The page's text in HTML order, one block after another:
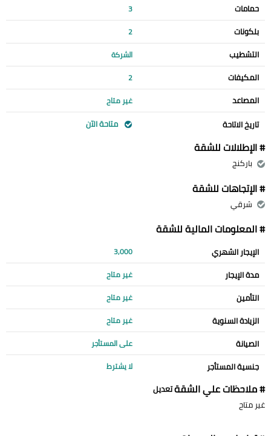
حمامات 3
بلكونات 2
التشطيب الشركة
المكيفات 2
المصاعد غير متاح
تاريخ الاتاحة متاحة الآن
# الإطلالات للشقة
باركنج
# الإتجاهات للشقة
شرقي
# المعلومات المالية للشقة
الإيجار الشهري 3,000
مدة الإيجار غير متاح
التأمين غير متاح
الزيادة السنوية غير متاح
الصيانة على المستأجر
جنسية المستأجر لا يشترط
# ملاحظات علي الشقةتعديل
غير متاح